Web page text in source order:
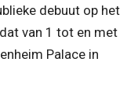
debuut op het
van 1 tot en met
Palace in